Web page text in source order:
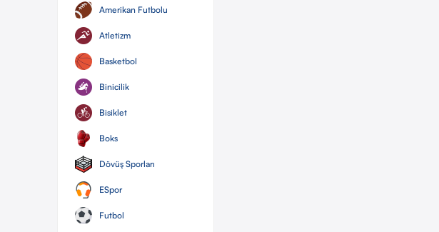
Amerikan Futbolu
Atletizm
Basketbol
Binicilik
Bisiklet
Boks
Dövüş Sporları
ESpor
Futbol